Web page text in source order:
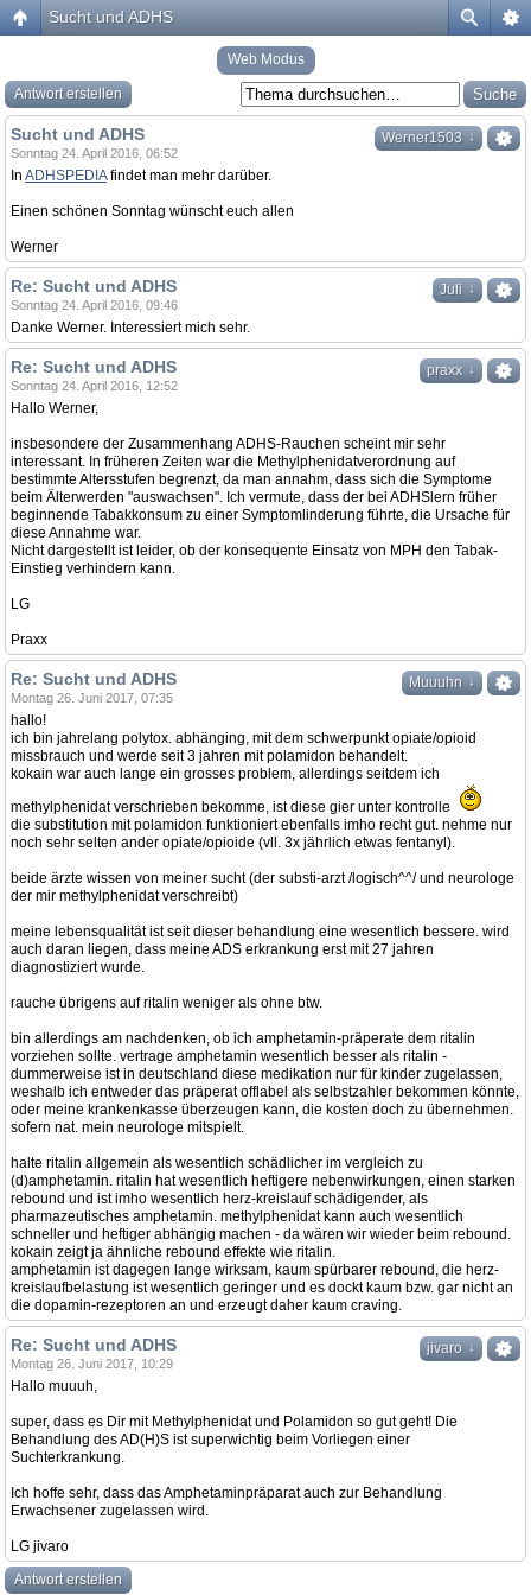
Sucht und ADHS
Web Modus
Antwort erstellen
Werner1503 ↓
Sucht und ADHS
Sonntag 24. April 2016, 06:52
In ADHSPEDIAfindet man mehr darüber.
Einen schönen Sonntag wünscht euch allen
Werner
Juli ↓
Re: Sucht und ADHS
Sonntag 24. April 2016, 09:46
Danke Werner. Interessiert mich sehr.
praxx ↓
Re: Sucht und ADHS
Sonntag 24. April 2016, 12:52
Hallo Werner,
insbesondere der Zusammenhang ADHS-Rauchen scheint mir sehr
interessant. In früheren Zeiten war die Methylphenidatverordnung auf
bestimmte Altersstufen begrenzt, da man annahm, dass sich die Symptome
beim Älterwerden "auswachsen". Ich vermute, dass der bei ADHSlern früher
beginnende Tabakkonsum zu einer Symptomlinderung führte, die Ursache für
diese Annahme war.
Nicht dargestellt ist leider, ob der konsequente Einsatz von MPH den Tabak-
Einstieg verhindern kann.
LG
Praxx
Muuuhn ↓
Re: Sucht und ADHS
Montag 26. Juni 2017, 07:35
hallo!
ich bin jahrelang polytox. abhänging, mit dem schwerpunkt opiate/opioid
missbrauch und werde seit 3 jahren mit polamidon behandelt.
kokain war auch lange ein grosses problem, allerdings seitdem ich
methylphenidat verschrieben bekomme, ist diese gier unter kontrolle
die substitution mit polamidon funktioniert ebenfalls imho recht gut. nehme nur
noch sehr selten ander opiate/opioide (vll. 3x jährlich etwas fentanyl).
beide ärzte wissen von meiner sucht (der substi-arzt /logisch^^/ und neurologe
der mir methylphenidat verschreibt)
meine lebensqualität ist seit dieser behandlung eine wesentlich bessere. wird
auch daran liegen, dass meine ADS erkrankung erst mit 27 jahren
diagnostiziert wurde.
rauche übrigens auf ritalin weniger als ohne btw.
bin allerdings am nachdenken, ob ich amphetamin-präperate dem ritalin
vorziehen sollte. vertrage amphetamin wesentlich besser als ritalin -
dummerweise ist in deutschland diese medikation nur für kinder zugelassen,
weshalb ich entweder das präperat offlabel als selbstzahler bekommen könnte,
oder meine krankenkasse überzeugen kann, die kosten doch zu übernehmen.
sofern nat. mein neurologe mitspielt.
halte ritalin allgemein als wesentlich schädlicher im vergleich zu
(d)amphetamin. ritalin hat wesentlich heftigere nebenwirkungen, einen starken
rebound und ist imho wesentlich herz-kreislauf schädigender, als
pharmazeutisches amphetamin. methylphenidat kann auch wesentlich
schneller und heftiger abhängig machen - da wären wir wieder beim rebound.
kokain zeigt ja ähnliche rebound effekte wie ritalin.
amphetamin ist dagegen lange wirksam, kaum spürbarer rebound, die herz-
kreislaufbelastung ist wesentlich geringer und es dockt kaum bzw. gar nicht an
die dopamin-rezeptoren an und erzeugt daher kaum craving.
jivaro ↓
Re: Sucht und ADHS
Montag 26. Juni 2017, 10:29
Hallo muuuh,
super, dass es Dir mit Methylphenidat und Polamidon so gut geht! Die
Behandlung des AD(H)S ist superwichtig beim Vorliegen einer
Suchterkrankung.
Ich hoffe sehr, dass das Amphetaminpräparat auch zur Behandlung
Erwachsener zugelassen wird.
LG jivaro
Antwort erstellen